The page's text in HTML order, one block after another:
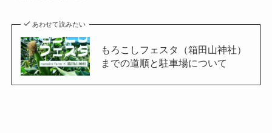
あわせて読みたい
もろこしフェスタ（箱田山神社）
までの道順と駐車場について